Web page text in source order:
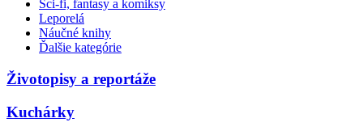
Sci-fi, fantasy a komiksy
Leporelá
Náučné knihy
Ďalšie kategórie
Životopisy a reportáže
Kuchárky